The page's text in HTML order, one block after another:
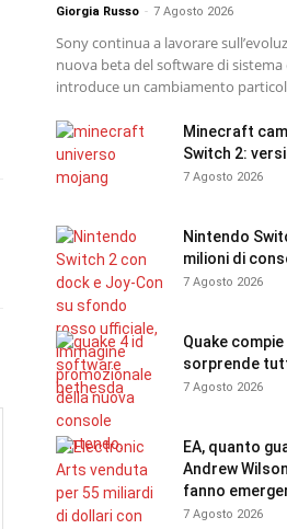
Giorgia Russo - 7 Agosto 2026
Sony continua a lavorare
nuova beta del software di sistema
introduce un cambiamento
Minecraft
Switch 2:
7 Agosto 2026
Nintendo
milioni di
7 Agosto 2026
Quake
sorprende
7 Agosto 2026
EA, quanto
Andrew
fanno
7 Agosto 2026